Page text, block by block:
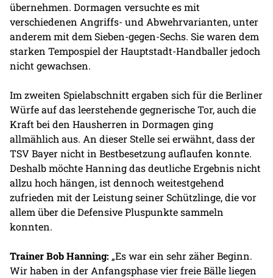
übernehmen. Dormagen versuchte es mit
verschiedenen Angriffs- und Abwehrvarianten, unter
anderem mit dem Sieben-gegen-Sechs. Sie waren dem
starken Tempospiel der Hauptstadt-Handballer jedoch
nicht gewachsen.
Im zweiten Spielabschnitt ergaben sich für die Berliner
Würfe auf das leerstehende gegnerische Tor, auch die
Kraft bei den Hausherren in Dormagen ging
allmählich aus. An dieser Stelle sei erwähnt, dass der
TSV Bayer nicht in Bestbesetzung auflaufen konnte.
Deshalb möchte Hanning das deutliche Ergebnis nicht
allzu hoch hängen, ist dennoch weitestgehend
zufrieden mit der Leistung seiner Schützlinge, die vor
allem über die Defensive Pluspunkte sammeln
konnten.
Trainer Bob Hanning: „Es war ein sehr zäher Beginn.
Wir haben in der Anfangsphase vier freie Bälle liegen